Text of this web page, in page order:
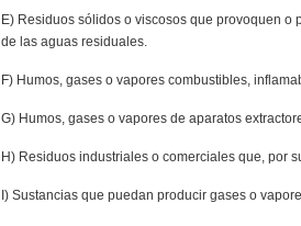
E) Residuos sólidos o viscosos que provoquen
de las aguas residuales.
F) Humos, gases o vapores combustibles,
G) Humos, gases o vapores de aparatos
H) Residuos industriales o comerciales que, por
I) Sustancias que puedan producir gases o